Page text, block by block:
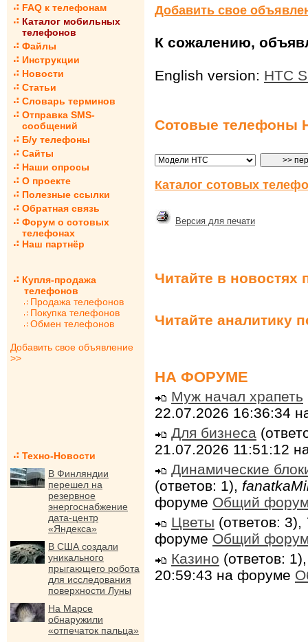
FAQ к телефонам
Каталог мобильных
телефонов
Файлы
Инструкции
Новости
Статьи
Словарь терминов
Отправка SMS-
сообщений
Б/у телефоны
Сайты
Наши опросы
О проекте
Полезные ссылки
Обратная связь
Форум о сотовых
телефонах
Наш партнёр
Купля-продажа
телефонов
Продажа телефонов
Покупка телефонов
Обмен телефонов
Добавить свое объявление
>>
Техно-Новости
В Финляндии
перешел на
резервное
энергоснабжение
дата-центр
«Яндекса»
В США создали
уникального
прыгающего робота
для исследования
поверхности Луны
На Марсе
обнаружили
«отпечаток пальца»
Добавить свое
К сожалению,
English version: HTC
Сотовые телефоны
Каталог сотовых
Версия для печати
Читайте в новостях
Читайте аналитику
НА ФОРУМЕ
Муж начал храпеть
22.07.2026 16:36:34
Для бизнеса
21.07.2026 11:51:12
Динамические
(ответов: 1),
форуме Общий
Цветы (ответов: 3),
форуме Общий
Казино (ответов:
20:59:43 на форуме